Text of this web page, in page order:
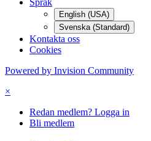
Språk
English (USA)
Svenska (Standard)
Kontakta oss
Cookies
Powered by Invision Community
×
Redan medlem? Logga in
Bli medlem